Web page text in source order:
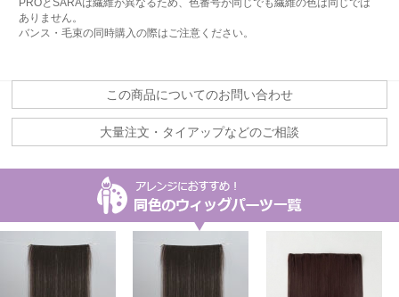
PROとSARAは繊維が異なるため、色番号が同じでも繊維の色は同じでは
ありません。
バンス・毛束の同時購入の際はご注意ください。
この商品についてのお問い合わせ
大量注文・タイアップなどのご相談